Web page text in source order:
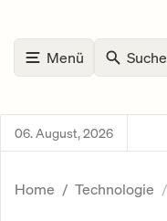
Menü Suche
06. August, 2026
Home Technologie